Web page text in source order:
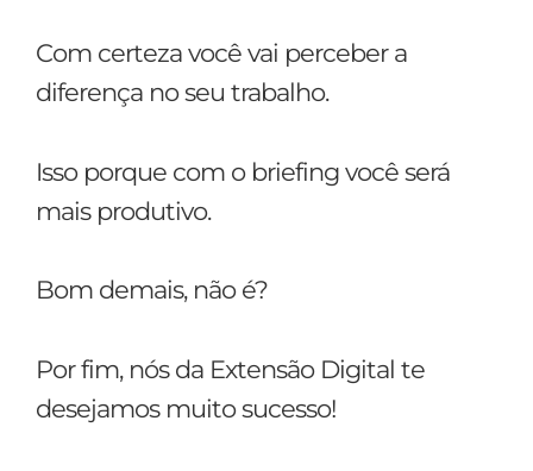
Com certeza você vai perceber a
diferença no seu trabalho.
Isso porque com o briefing você será
mais produtivo.
Bom demais, não é?
Por fim, nós da Extensão Digital te
desejamos muito sucesso!